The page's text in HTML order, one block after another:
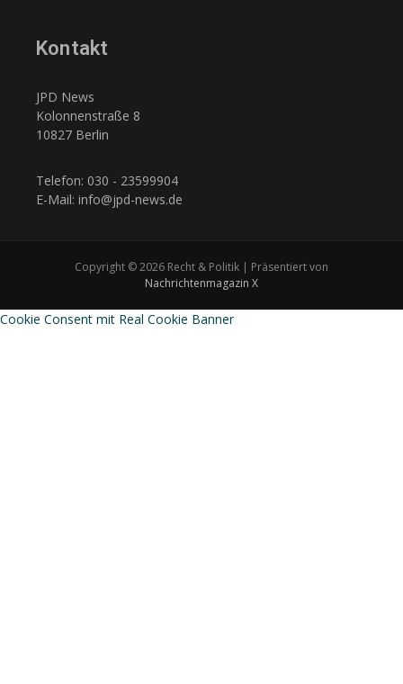
Kontakt
JPD News
Kolonnenstraße 8
10827 Berlin
Telefon: 030 - 23599904
E-Mail: info@jpd-news.de
Copyright © 2026 Recht & Politik | Präsentiert von
Nachrichtenmagazin X
Cookie Consent mit Real Cookie Banner